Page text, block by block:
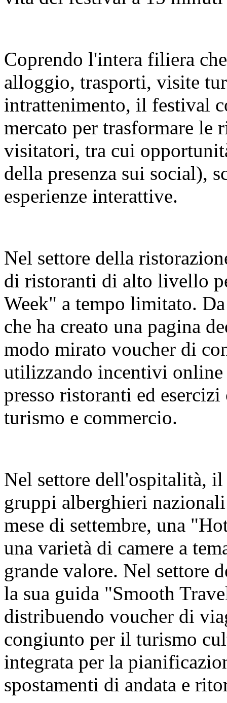
Coprendo l'intera filiera
alloggio, trasporti, visite
intrattenimento, il festival
mercato per trasformare le
visitatori, tra cui
della presenza sui social),
esperienze interattive.
Nel settore della
di ristoranti di alto livello
Week" a tempo limitato.
che ha creato una pagina
modo mirato voucher di
utilizzando incentivi online
presso ristoranti ed
turismo e commercio.
Nel settore dell'ospitalità,
gruppi alberghieri
mese di settembre, una
una varietà di camere a
grande valore. Nel settore
la sua guida "Smooth
distribuendo voucher di
congiunto per il turismo
integrata per la
spostamenti di andata e